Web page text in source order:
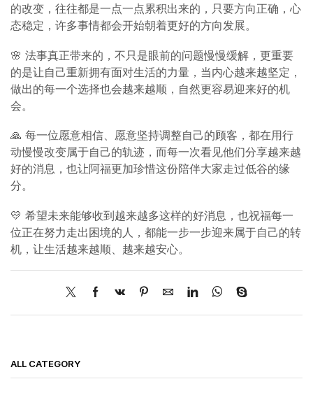
的改变，往往都是一点一点累积出来的，只要方向正确，心
态稳定，许多事情都会开始朝着更好的方向发展。
🌸 法事真正带来的，不只是眼前的问题慢慢缓解，更重要
的是让自己重新拥有面对生活的力量，当内心越来越坚定，
做出的每一个选择也会越来越顺，自然更容易迎来好的机
会。
🙏 每一位愿意相信、愿意坚持调整自己的顾客，都在用行
动慢慢改变属于自己的轨迹，而每一次看见他们分享越来越
好的消息，也让阿福更加珍惜这份陪伴大家走过低谷的缘
分。
💛 希望未来能够收到越来越多这样的好消息，也祝福每一
位正在努力走出困境的人，都能一步一步迎来属于自己的转
机，让生活越来越顺、越来越安心。
ALL CATEGORY